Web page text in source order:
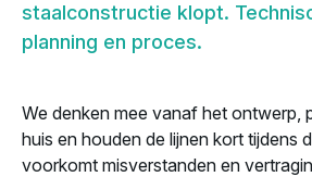
staalconstructie klopt.
planning en proces.
We denken mee vanaf het ontwerp,
huis en houden de lijnen kort tijdens
voorkomt misverstanden en